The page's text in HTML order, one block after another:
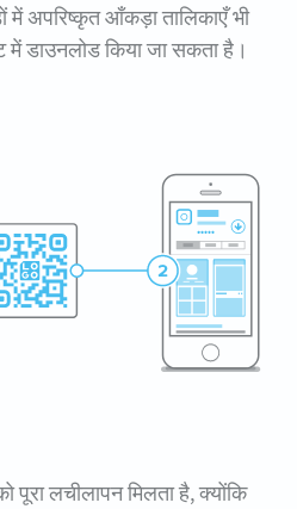
अपरिष्कृत आँकड़ा तालिकाएँ भी
में डाउनलोड किया जा सकता है।
लचीलापन मिलता है, क्योंकि